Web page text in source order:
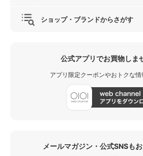
ショップ・ブランドからさがす
公式アプリでお買物しま
アプリ限定クーポンやおトクな情
メールマガジン・公式SNSも